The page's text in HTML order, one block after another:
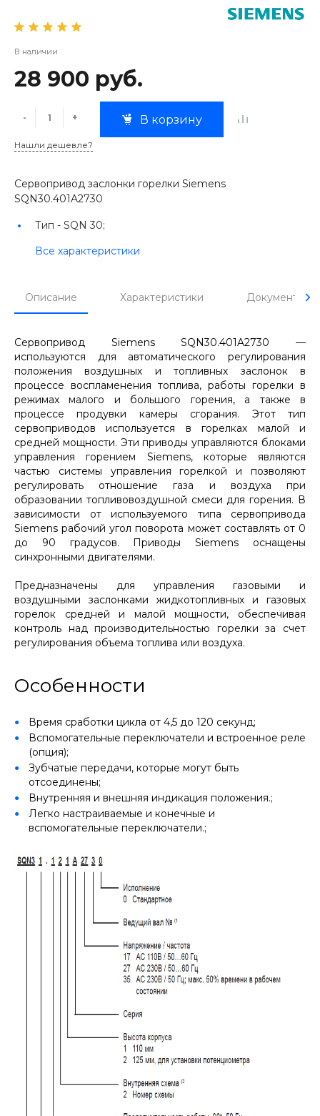
В наличии
28 900 руб.
- + В корзину
Нашли дешевле?
Сервопривод заслонки горелки Siemens
SQN30.401A2730
Тип - SQN 30;
Все характеристики
Описание Характеристики Документы
Сервопривод Siemens SQN30.401A2730 —
используются для автоматического регулирования
положения воздушных и топливных заслонок в
процессе воспламенения топлива, работы горелки в
режимах малого и большого горения, а также в
процессе продувки камеры сгорания. Этот тип
сервоприводов используется в горелках малой и
средней мощности. Эти приводы управляются блоками
управления горением Siemens, которые являются
частью системы управления горелкой и позволяют
регулировать отношение газа и воздуха при
образовании топливовоздушной смеси для горения. В
зависимости от используемого типа сервопривода
Siemens рабочий угол поворота может составлять от 0
до 90 градусов. Приводы Siemens оснащены
синхронными двигателями.
Предназначены для управления газовыми и
воздушными заслонками жидкотопливных и газовых
горелок средней и малой мощности, обеспечивая
контроль над производительностью горелки за счет
регулирования объема топлива или воздуха.
Особенности
Время сработки цикла от 4,5 до 120 секунд;
Вспомогательные переключатели и встроенное реле
(опция);
Зубчатые передачи, которые могут быть
отсоединены;
Внутренняя и внешняя индикация положения.;
Легко настраиваемые и конечные и
вспомогательные переключатели.;